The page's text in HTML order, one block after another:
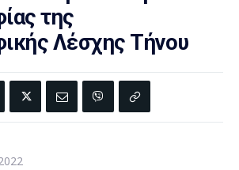
της
Λέσχης Τήνου